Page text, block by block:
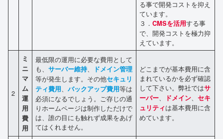
る事で開発コストを抑え
ています。
３．CMSを活用する事
で、開発コストを極力抑
えています。
2
ミ
ニ
マ
ム
運
用
費
用
最低限の運用に必要な費用として
も、サーバー維持、 ドメイン管理
等が発生します。その他セキュリ
ティ費用、バックアップ費用等は
必須になるでしょう。ご存じの通
りホームページは制作しただけで
は、誰の目にも触れず成果をあげ
てはくれません。
どこまでが基本費用に含
まれているかを必ず確認
して下さい。弊社ではサ
ーバー、 ドメイン、セキ
ュリティは基本費用に含
めています。